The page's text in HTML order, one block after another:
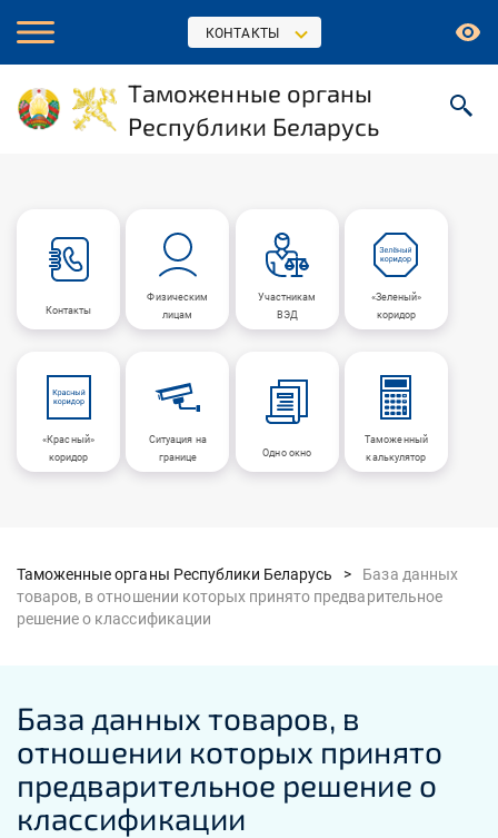
КОНТАКТЫ
Таможенные органы
Республики Беларусь
Контакты
Физическим
лицам
Участникам
ВЭД
«Зеленый»
коридор
«Красный»
коридор
Ситуация на
границе
Одно окно
Таможенный
калькулятор
Таможенные органы Республики Беларусь >
База данных
товаров, в отношении которых принято предварительное
решение о классификации
База данных товаров, в
отношении которых принято
предварительное решение о
классификации